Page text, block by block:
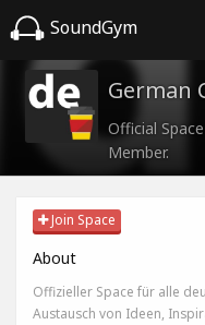
SoundGym
German
Official
Member.
Join Space
About
Offizieller Space für alle
Austausch von Ideen,